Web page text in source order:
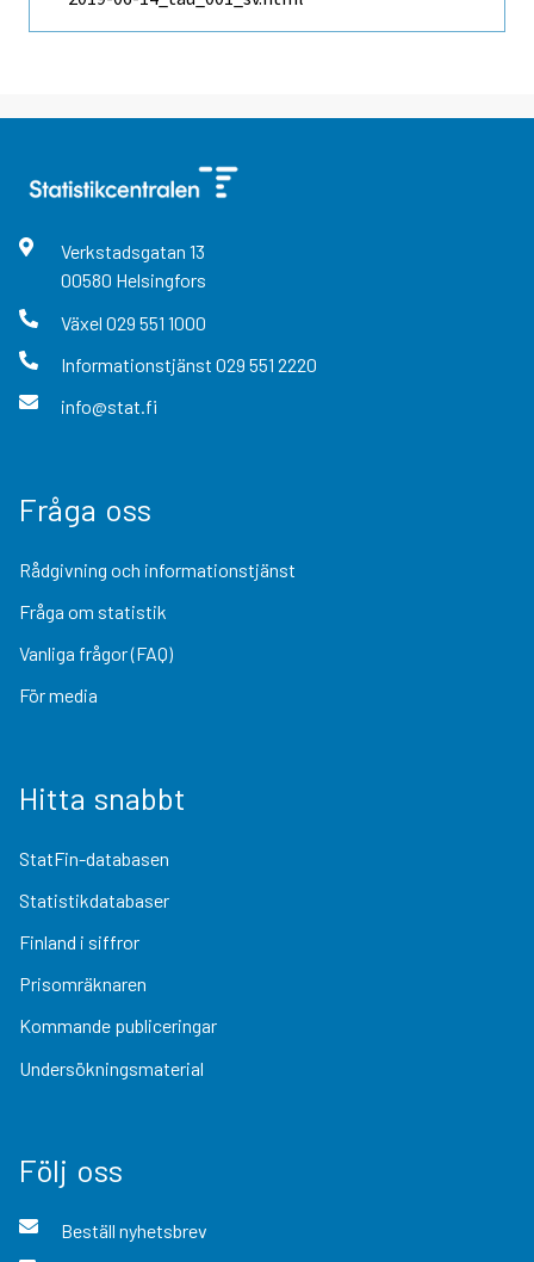
Verkstadsgatan 13
00580 Helsingfors
Växel 029 551 1000
Informationstjänst 029 551 2220
info@stat.fi
Fråga oss
Rådgivning och informationstjänst
Fråga om statistik
Vanliga frågor (FAQ)
För media
Hitta snabbt
StatFin-databasen
Statistikdatabaser
Finland i siffror
Prisomräknaren
Kommande publiceringar
Undersökningsmaterial
Följ oss
Beställ nyhetsbrev